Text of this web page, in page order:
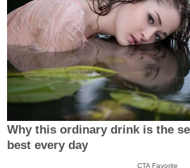
Why this ordinary drink is the
best every day
CTA Favorite